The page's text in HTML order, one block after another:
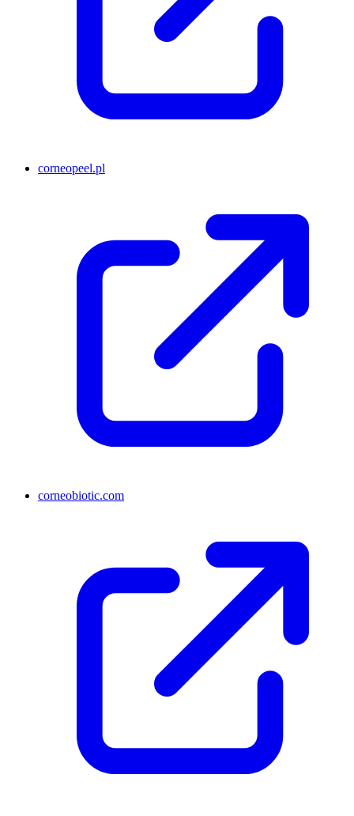
corneopeel.pl
corneobiotic.com